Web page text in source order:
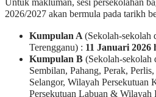
Untuk makluman, sesi persekolahan
2026/2027 akan bermula pada tarikh
Kumpulan A(Sekolah-sekolah
Terengganu) : 11 Januari 2026
Kumpulan B (Sekolah-sekolah
Sembilan, Pahang, Perak,
Selangor, Wilayah Persekutuan
Persekutuan Labuan & Wilayah